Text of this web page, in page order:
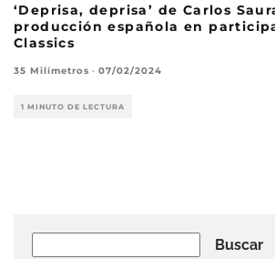
‘Deprisa, deprisa’ de Carlos
producción española en
Classics
35 Milímetros · 07/02/2024
1 MINUTO DE LECTURA
Buscar